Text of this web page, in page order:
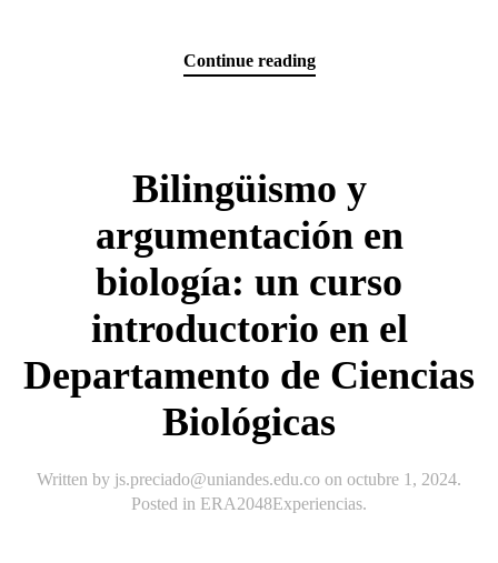
Continue reading
Bilingüismo y
argumentación en
biología: un curso
introductorio en el
Departamento de Ciencias
Biológicas
Written by js.preciado@uniandes.edu.co on octubre 1, 2024.
Posted in ERA2048Experiencias.